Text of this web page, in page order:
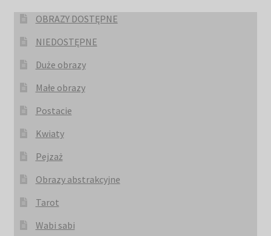
OBRAZY DOSTĘPNE
NIEDOSTĘPNE
Duże obrazy
Małe obrazy
Postacie
Kwiaty
Pejzaż
Obrazy abstrakcyjne
Tarot
Wabi sabi